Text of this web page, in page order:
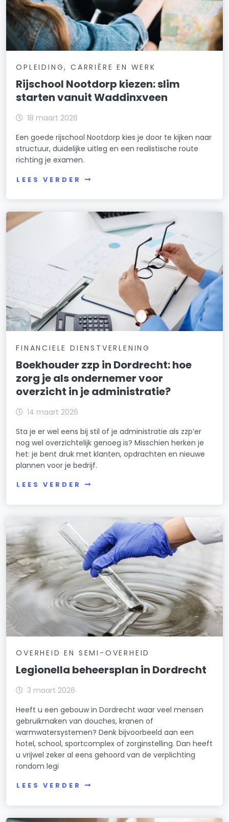
OPLEIDING, CARRIÈRE EN WERK
Rijschool Nootdorp kiezen: slim
starten vanuit Waddinxveen
18 maart 2026
Een goede rijschool Nootdorp kies je door te kijken naar
structuur, duidelijke uitleg en een realistische route
richting je examen.
LEES VERDER
FINANCIELE DIENSTVERLENING
Boekhouder zzp in Dordrecht: hoe
zorg je als ondernemer voor
overzicht in je administratie?
14 maart 2026
Sta je er wel eens bij stil of je administratie als zzp’er
nog wel overzichtelijk genoeg is? Misschien herken je
het: je bent druk met klanten, opdrachten en nieuwe
plannen voor je bedrijf.
LEES VERDER
OVERHEID EN SEMI-OVERHEID
Legionella beheersplan in Dordrecht
3 maart 2026
Heeft u een gebouw in Dordrecht waar veel mensen
gebruikmaken van douches, kranen of
warmwatersystemen? Denk bijvoorbeeld aan een
hotel, school, sportcomplex of zorginstelling. Dan heeft
u vrijwel zeker al eens gehoord van de verplichting
rondom legi
LEES VERDER